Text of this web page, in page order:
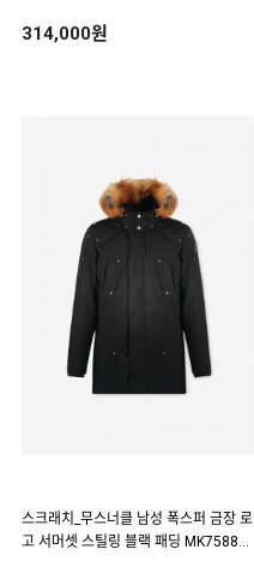
314,000원
스크래치_무스너클 남성 폭스퍼 금장 로
고 서머셋 스틸링 블랙 패딩 MK7588M